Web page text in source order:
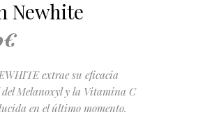
Newhite
€
extrae su eficacia
del Melanoxyl y la Vitamina C
en el último momento.